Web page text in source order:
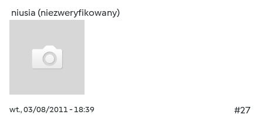
niusia (niezweryfikowany)
wt., 03/08/2011 - 18:39
#27